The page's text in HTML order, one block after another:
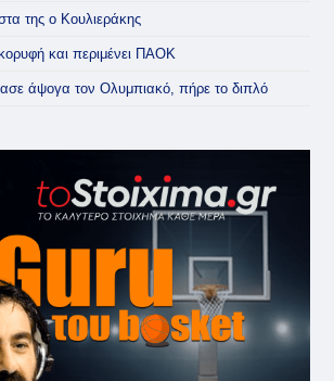
της ο Κουλιεράκης
και περιμένει ΠΑΟΚ
άψογα τον Ολυμπιακό, πήρε το διπλό